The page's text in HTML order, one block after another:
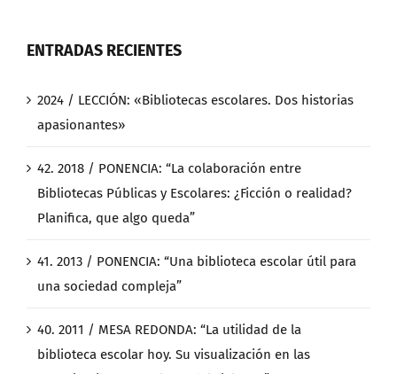
ENTRADAS RECIENTES
2024 / LECCIÓN: «Bibliotecas escolares. Dos historias
apasionantes»
42. 2018 / PONENCIA: “La colaboración entre
Bibliotecas Públicas y Escolares: ¿Ficción o realidad?
Planifica, que algo queda”
41. 2013 / PONENCIA: “Una biblioteca escolar útil para
una sociedad compleja”
40. 2011 / MESA REDONDA: “La utilidad de la
biblioteca escolar hoy. Su visualización en las